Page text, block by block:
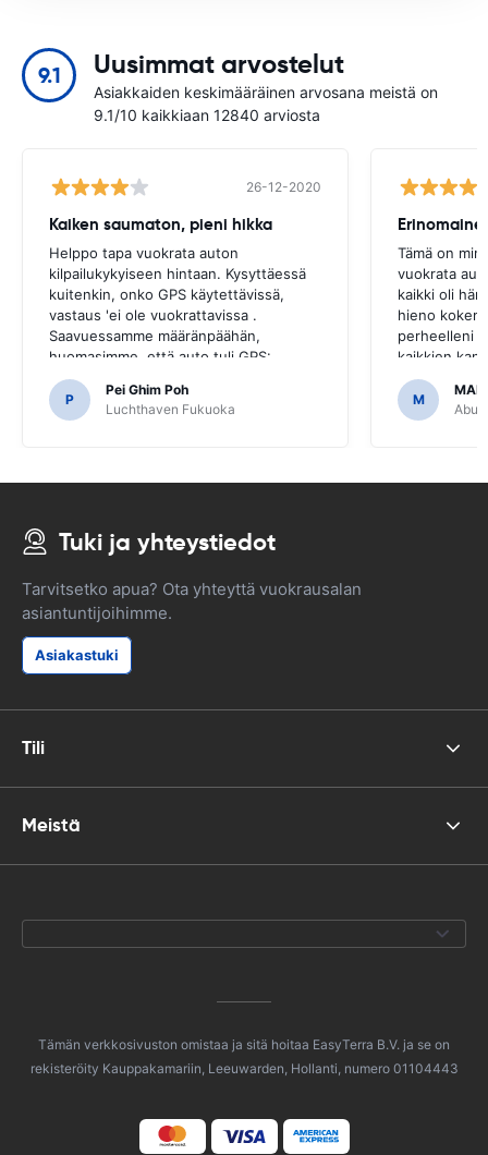
9.1 Uusimmat arvostelut
Asiakkaiden keskimääräinen arvosana meistä on
9.1/10 kaikkiaan 12840 arviosta
26-12-2020
Kaiken saumaton, pieni hikka
Helppo tapa vuokrata auton
kilpailukykyiseen hintaan. Kysyttäessä
kuitenkin, onko GPS käytettävissä,
vastaus 'ei ole vuokrattavissa .
Saavuessamme määränpäähän,
huomasimme, että auto tuli GPS:
llä.Olisi ollut kauheaa, jos olisimme
päättäneet ostaa GPS, koska se oli
välttämätöntä liikkua japanilaisilla teillä.
P
Pei Ghim Poh
Luchthaven Fukuoka
Tämä on
vuokrata
kaikki oli
hieno
perheelleni
kaikkien
M
Abu
Tuki ja yhteystiedot
Tarvitsetko apua? Ota yhteyttä vuokrausalan
asiantuntijoihimme.
Asiakastuki
Tili
Meistä
Tämän verkkosivuston omistaa ja sitä hoitaa EasyTerra B.V. ja se on
rekisteröity Kauppakamariin, Leeuwarden, Hollanti, numero 01104443